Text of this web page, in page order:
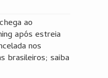
ao
após estreia
nos
brasileiros; saiba